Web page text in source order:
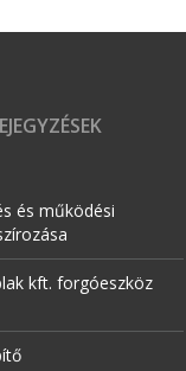
és működési
kft. forgóeszköz